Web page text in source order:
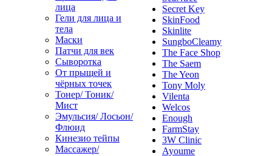
лица
Гели для лица и
тела
Маски
Патчи для век
Сыворотка
От прыщей и
чёрных точек
Тонер/ Тоник/
Мист
Эмульсия/ Лосьон/
Флюид
Кинезио тейпы
Массажер/
Secret Key
SkinFood
Skinlite
SungboCleamy
The Face Shop
The Saem
The Yeon
Tony Moly
Vilenta
Welcos
Enough
FarmStay
3W Clinic
Ayoume